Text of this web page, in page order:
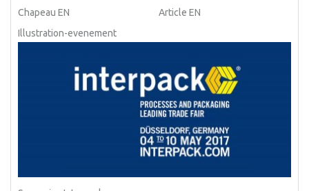
Chapeau EN
Article EN
Illustration-evenement